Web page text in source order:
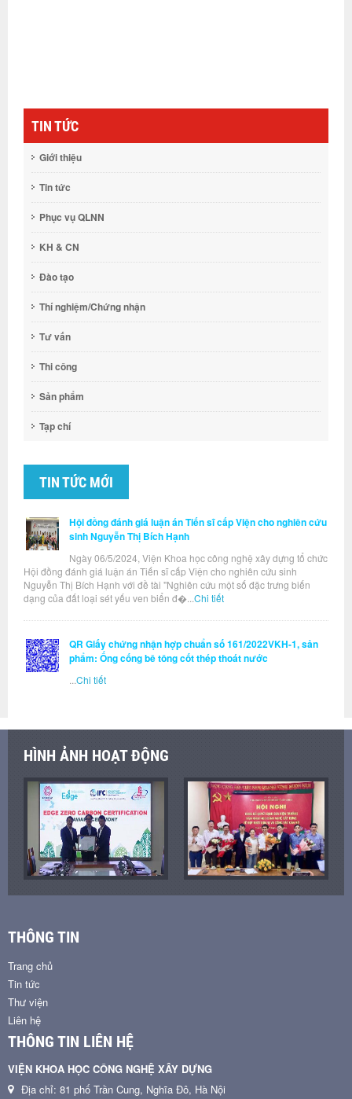
TIN TỨC
Giới thiệu
Tin tức
Phục vụ QLNN
KH & CN
Đào tạo
Thí nghiệm/Chứng nhận
Tư vấn
Thi công
Sản phẩm
Tạp chí
TIN TỨC MỚI
Hội đồng đánh giá luận án Tiến sĩ cấp Viện cho nghiên cứu
sinh Nguyễn Thị Bích Hạnh
Ngày 06/5/2024, Viện Khoa học công nghệ xây dựng tổ chức
Hội đồng đánh giá luận án Tiến sĩ cấp Viện cho nghiên cứu sinh
Nguyễn Thị Bích Hạnh với đề tài "Nghiên cứu một số đặc trưng biến
dạng của đất loại sét yếu ven biển đ�... Chi tiết
QR Giấy chứng nhận hợp chuẩn số 161/2022VKH-1, sản
phẩm: Ống cống bê tông cốt thép thoát nước
Chi tiết
HÌNH ẢNH HOẠT ĐỘNG
THÔNG TIN
Trang chủ
Tin tức
Thư viện
Liên hệ
THÔNG TIN LIÊN HỆ
VIỆN KHOA HỌC CÔNG NGHỆ XÂY DỰNG
Địa chỉ: 81 phố Trần Cung, Nghĩa Đô, Hà Nội